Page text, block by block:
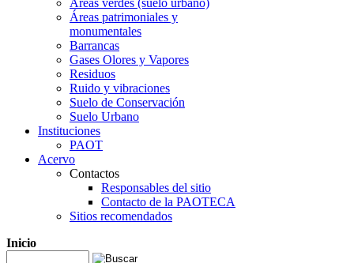
Áreas verdes (suelo urbano)
Áreas patrimoniales y
monumentales
Barrancas
Gases Olores y Vapores
Residuos
Ruido y vibraciones
Suelo de Conservación
Suelo Urbano
Instituciones
PAOT
Acervo
Contactos
Responsables del sitio
Contacto de la PAOTECA
Sitios recomendados
Inicio